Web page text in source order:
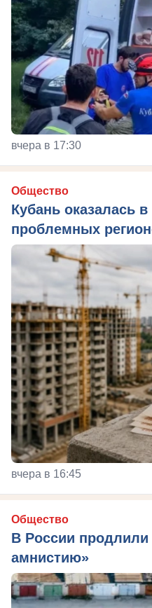
вчера в 17:30
Общество
Кубань оказалась
проблемных
вчера в 16:45
Общество
В России продлили
амнистию»